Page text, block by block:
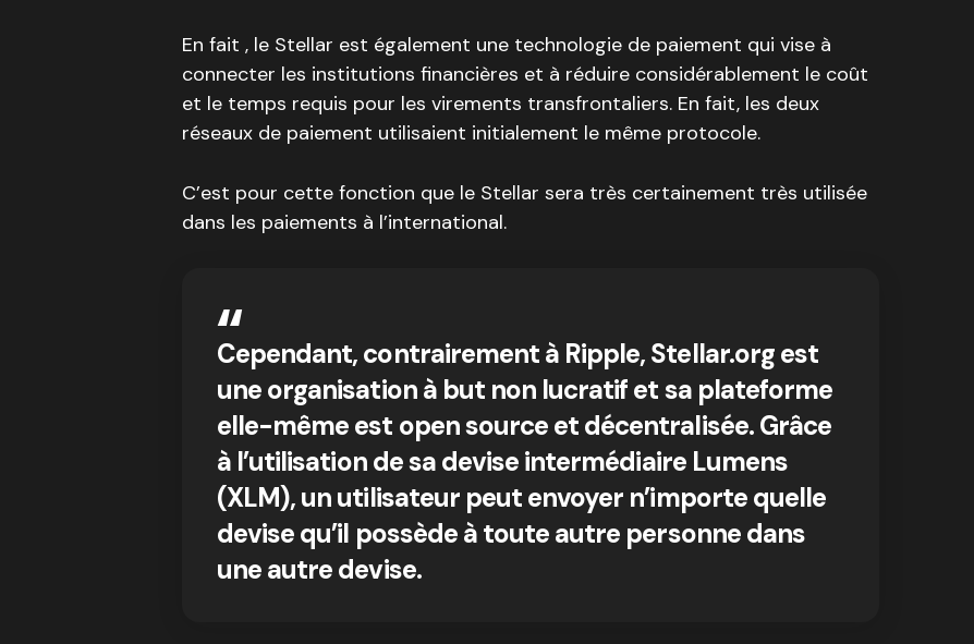
En fait , le Stellar est également une technologie de paiement qui vise à
connecter les institutions financières et à réduire considérablement le coût
et le temps requis pour les virements transfrontaliers. En fait, les deux
réseaux de paiement utilisaient initialement le même protocole.
C’est pour cette fonction que le Stellar sera très certainement très utilisée
dans les paiements à l’international.
Cependant, contrairement à Ripple, Stellar.org est
une organisation à but non lucratif et sa plateforme
elle-même est open source et décentralisée. Grâce
à l’utilisation de sa devise intermédiaire Lumens
(XLM), un utilisateur peut envoyer n’importe quelle
devise qu’il possède à toute autre personne dans
une autre devise.